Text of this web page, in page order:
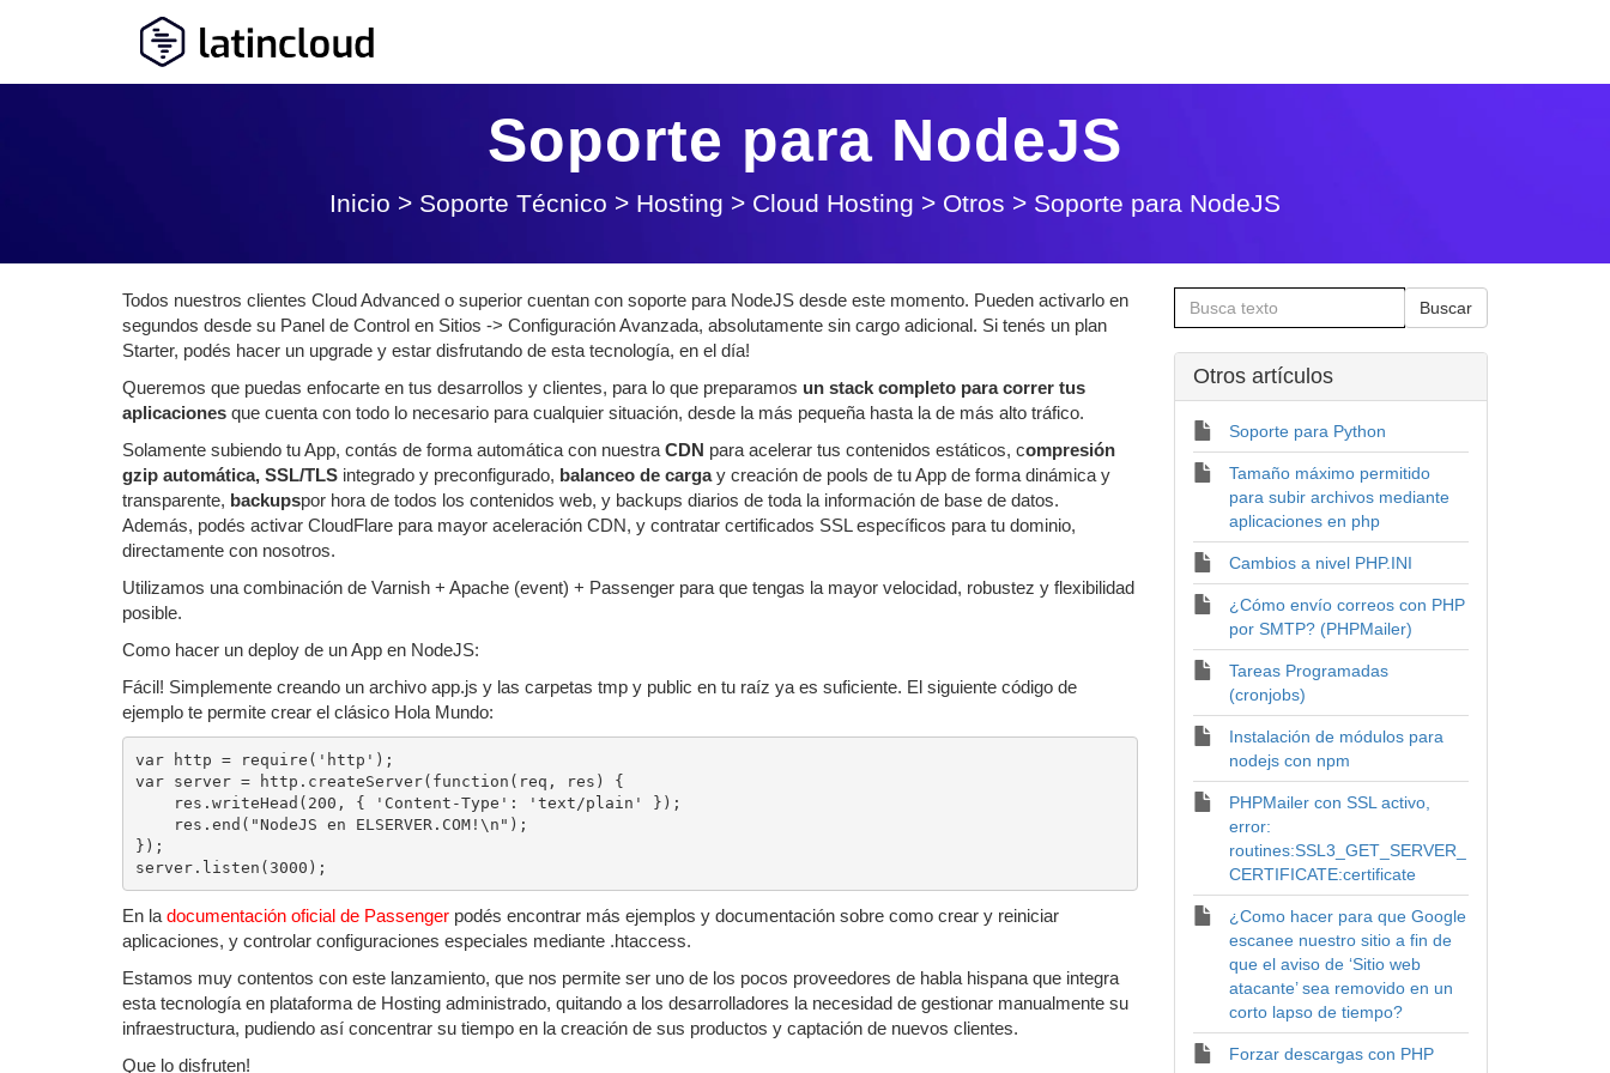
Soporte para NodeJS
Inicio > Soporte Técnico > Hosting > Cloud Hosting > Otros > Soporte para NodeJS
Todos nuestros clientes Cloud Advanced o superior cuentan con soporte para NodeJS desde este momento. Pueden activarlo en
segundos desde su Panel de Control en Sitios -> Configuración Avanzada, absolutamente sin cargo adicional. Si tenés un plan
Starter, podés hacer un upgrade y estar disfrutando de esta tecnología, en el día!
Queremos que puedas enfocarte en tus desarrollos y clientes, para lo que preparamos un stack completo para correr tus
aplicaciones que cuenta con todo lo necesario para cualquier situación, desde la más pequeña hasta la de más alto tráfico.
Solamente subiendo tu App, contás de forma automática con nuestra CDN para acelerar tus contenidos estáticos, compresión
gzip automática, SSL/TLS integrado y preconfigurado, balanceo de cargay creación de pools de tu App de forma dinámica y
transparente, backupspor hora de todos los contenidos web, y backups diarios de toda la información de base de datos.
Además, podés activar CloudFlare para mayor aceleración CDN, y contratar certificados SSL específicos para tu dominio,
directamente con nosotros.
Utilizamos una combinación de Varnish + Apache (event) + Passenger para que tengas la mayor velocidad, robustez y flexibilidad
posible.
Como hacer un deploy de un App en NodeJS:
Fácil! Simplemente creando un archivo app.js y las carpetas tmp y public en tu raíz ya es suficiente. El siguiente código de
ejemplo te permite crear el clásico Hola Mundo:
var http = require('http');
var server = http.createServer(function(req, res) {
});
En la documentación oficial de Passenger podés encontrar más ejemplos y documentación sobre como crear y reiniciar
aplicaciones, y controlar configuraciones especiales mediante .htaccess.
Estamos muy contentos con este lanzamiento, que nos permite ser uno de los pocos proveedores de habla hispana que integra
esta tecnología en plataforma de Hosting administrado, quitando a los desarrolladores la necesidad de gestionar manualmente su
infraestructura, pudiendo así concentrar su tiempo en la creación de sus productos y captación de nuevos clientes.
Que lo disfruten!
Otros artí­culos
Soporte para Python
Tamaño máximo permitido
para subir archivos mediante
aplicaciones en php
Cambios a nivel PHP.INI
¿Cómo envío correos con PHP
por SMTP? (PHPMailer)
Tareas Programadas
(cronjobs)
Instalación de módulos para
nodejs con npm
PHPMailer con SSL activo,
error:
routines:SSL3_GET_SERVER_
CERTIFICATE:certificate
¿Como hacer para que Google
escanee nuestro sitio a fin de
que el aviso de ‘Sitio web
atacante’ sea removido en un
corto lapso de tiempo?
Forzar descargas con PHP